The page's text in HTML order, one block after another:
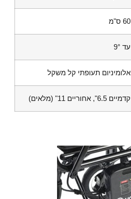
60 ס"מ
עד 9°
אלומיניום תעופתי קל משקל
קדמיים 6.5", אחוריים 11" (מלאים)